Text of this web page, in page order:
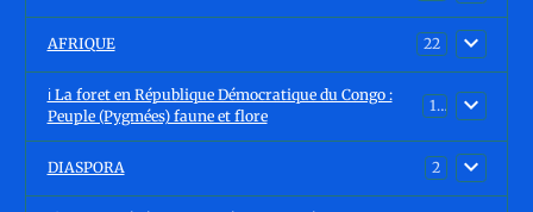
AFRIQUE 22
ℹ️ La foret en République Démocratique du Congo :
Peuple (Pygmées) faune et flore
15
DIASPORA 2